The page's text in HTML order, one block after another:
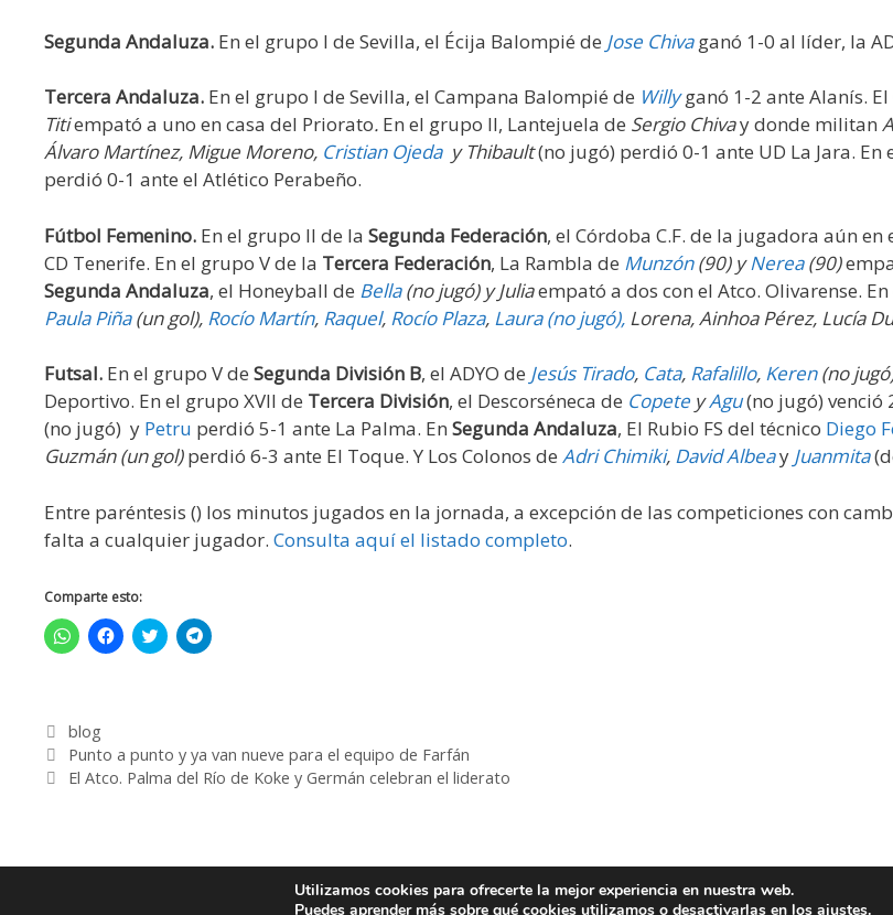
Segunda Andaluza. En el grupo I de Sevilla, el Écija Balompié de Jose Chivaganó 1-0 al líder, la
Tercera Andaluza. En el grupo I de Sevilla, el Campana Balompié de Willyganó 1-2 ante Alanís. El
Titiempató a uno en casa del Priorato. En el grupo II, Lantejuela de Sergio Chivay donde militan
Álvaro Martínez, Migue Moreno, Cristian Ojeday Thibault(no jugó) perdió 0-1 ante UD La Jara.
perdió 0-1 ante el Atlético Perabeño.
Fútbol Femenino. En el grupo II de la Segunda Federación, el Córdoba C.F. de la jugadora aún en
CD Tenerife. En el grupo V de la Tercera Federación, La Rambla de Munzón(90) y Nerea(90)
Segunda Andaluza, el Honeyball de Bella(no jugó) y Juliaempató a dos con el Atco. Olivarense.
Paula Piña(un gol), Rocío Martín, Raquel, Rocío Plaza, Laura (no jugó), Lorena, Ainhoa Pérez, Lucía
Futsal. En el grupo V de Segunda División B, el ADYO de Jesús Tirado, Cata, Rafalillo, Keren(no
Deportivo. En el grupo XVII de Tercera División, el Descorséneca de Copete yAgu(no jugó) venció
(no jugó) y Petru perdió 5-1 ante La Palma. En Segunda Andaluza, El Rubio FS del técnico Diego
Guzmán (un gol)perdió 6-3 ante El Toque. Y Los Colonos de Adri Chimiki, David Albeay Juanmita
Entre paréntesis () los minutos jugados en la jornada, a excepción de las competiciones con
falta a cualquier jugador. Consulta aquí el listado completo.
Comparte esto:
H
a
p
a
r
a
c
r
H
a
a
r
a
c
r
H
a
a
r
a
c
r
H
a
a
r
a
c
r
blog
Punto a punto y ya van nueve para el equipo de Farfán
El Atco. Palma del Río de Koke y Germán celebran el liderato
© 2026 Astigipedia • Creado por @V3Rivera • Todos los
Utilizamos cookies para ofrecerte la mejor experiencia en nuestra web.
Puedes aprender más sobre qué cookies utilizamos o desactivarlas en losajustes.